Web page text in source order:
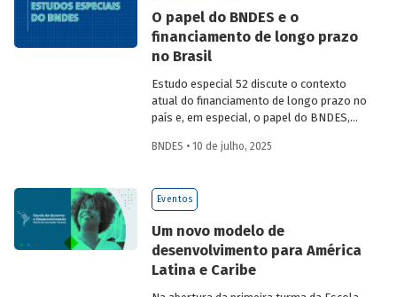
O papel do BNDES e o
financiamento de longo prazo
no Brasil
Estudo especial 52 discute o contexto
atual do financiamento de longo prazo no
país e, em especial, o papel do BNDES,
mercado de crédito e a evolução das
BNDES • 10 de julho, 2025
Eventos
Um novo modelo de
desenvolvimento para América
Latina e Caribe